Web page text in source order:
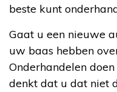
beste kunt
Gaat u een nieuwe
uw baas hebben
Onderhandelen
denkt dat u dat niet